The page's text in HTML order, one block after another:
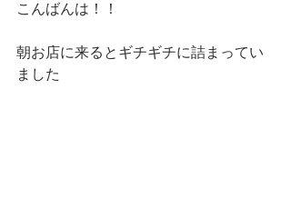
こんばんは！！
朝お店に来るとギチギチに詰まってい
ました